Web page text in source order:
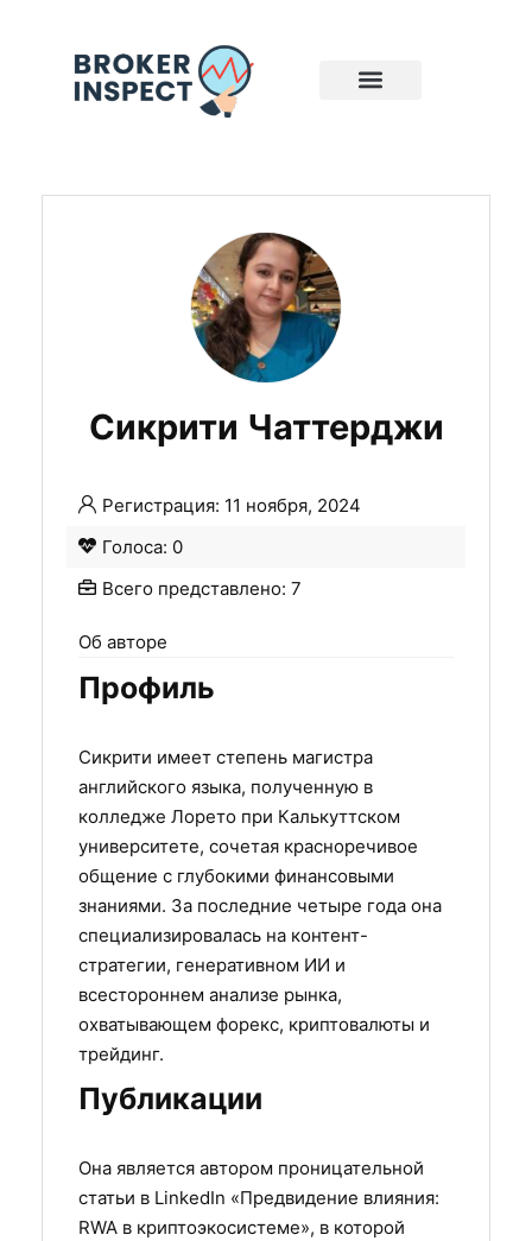
Сикрити Чаттерджи
Регистрация: 11 ноября, 2024
Голоса: 0
Всего представлено: 7
Об авторе
Профиль
Сикрити имеет степень магистра
английского языка, полученную в
колледже Лорето при Калькуттском
университете, сочетая красноречивое
общение с глубокими финансовыми
знаниями. За последние четыре года она
специализировалась на контент-
стратегии, генеративном ИИ и
всестороннем анализе рынка,
охватывающем форекс, криптовалюты и
трейдинг.
Публикации
Она является автором проницательной
статьи в LinkedIn «Предвидение влияния:
RWA в криптоэкосистеме», в которой